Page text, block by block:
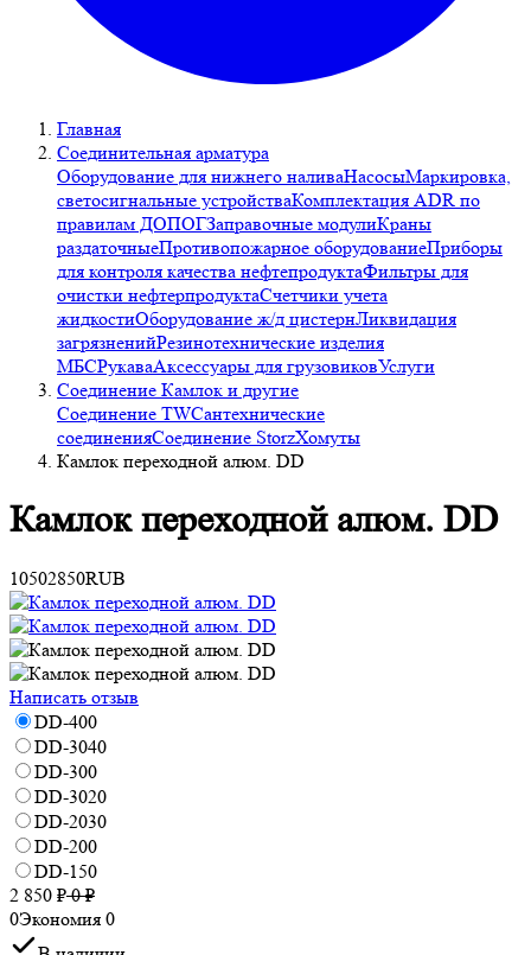
Главная
Соединительная арматура
Оборудование для нижнего наливаНасосыМаркировка,
светосигнальные устройстваКомплектация ADR по
правилам ДОПОГЗаправочные модулиКраны
раздаточныеПротивопожарное оборудованиеПриборы
для контроля качества нефтепродуктаФильтры для
очистки нефтерпродуктаСчетчики учета
жидкостиОборудование ж/д цистернЛиквидация
загрязненийРезинотехнические изделия
МБСРукаваАксессуары для грузовиковУслуги
Соединение Камлок и другие
Соединение TWСантехнические
соединенияСоединение StorzХомуты
Камлок переходной алюм. DD
Камлок переходной алюм. DD
10502850RUB
Написать отзыв
DD-400
DD-3040
DD-300
DD-3020
DD-2030
DD-200
DD-150
2 850 ₽0₽
0Экономия 0